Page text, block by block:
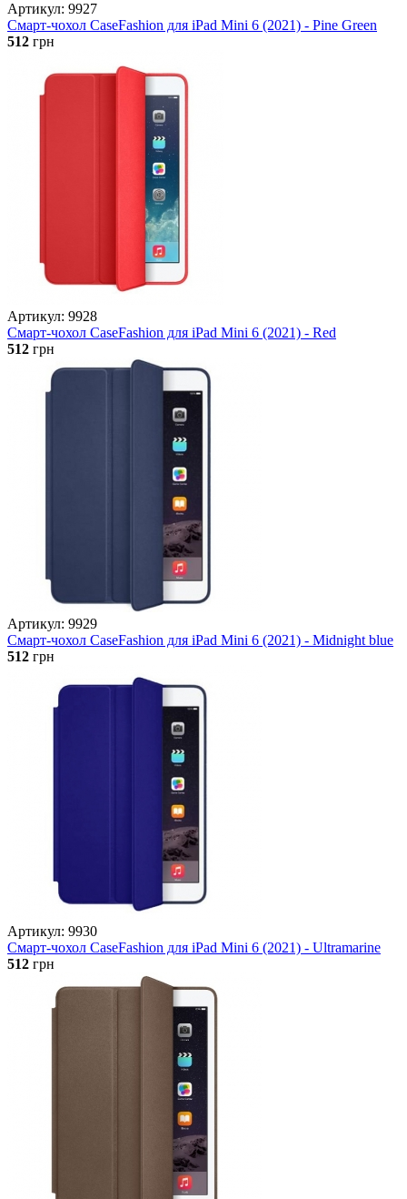
Артикул: 9927
Смарт-чохол CaseFashion для iPad Mini 6 (2021) - Pine Green
512 грн
Артикул: 9928
Смарт-чохол CaseFashion для iPad Mini 6 (2021) - Red
512 грн
Артикул: 9929
Смарт-чохол CaseFashion для iPad Mini 6 (2021) - Midnight blue
512 грн
Артикул: 9930
Смарт-чохол CaseFashion для iPad Mini 6 (2021) - Ultramarine
512 грн